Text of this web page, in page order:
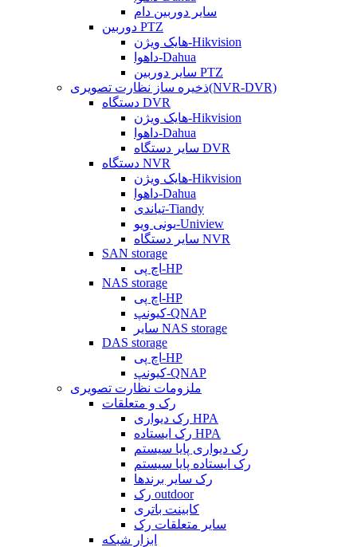
سایر دوربین دام
دوربین PTZ
هایک ویژن-Hikvision
داهوا-Dahua
سایر دوربین PTZ
ذخیره ساز نظارت تصویری(NVR-DVR)
دستگاه DVR
هایک ویژن-Hikvision
داهوا-Dahua
سایر دستگاه DVR
دستگاه NVR
هایک ویژن-Hikvision
داهوا-Dahua
تیاندی-Tiandy
یونی ویو-Uniview
سایر دستگاه NVR
SAN storage
اچ پی-HP
NAS storage
اچ پی-HP
کیونپ-QNAP
سایر NAS storage
DAS storage
اچ پی-HP
کیونپ-QNAP
ملزومات نظارت تصویری
رک و متعلقات
رک دیواری HPA
رک ایستاده HPA
رک دیواری پایا سیستم
رک ایستاده پایا سیستم
رک سایر برندها
رک outdoor
کابینت باتری
سایر متعلقات رک
ابزار شبکه